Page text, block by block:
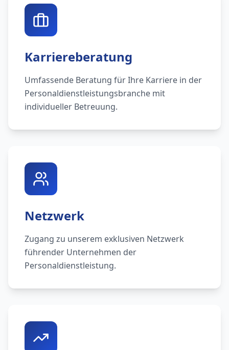
Karriereberatung
Umfassende Beratung für Ihre Karriere in der
Personaldienstleistungsbranche mit
individueller Betreuung.
Netzwerk
Zugang zu unserem exklusiven Netzwerk
führender Unternehmen der
Personaldienstleistung.